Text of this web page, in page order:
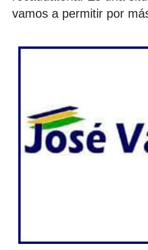
vamos a permitir por